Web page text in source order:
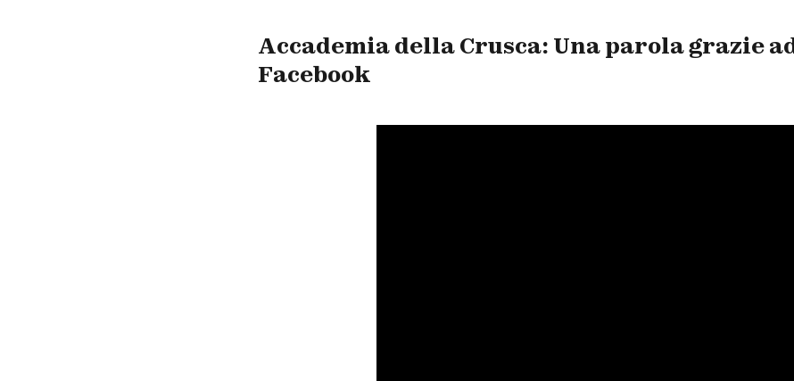
Accademia della Crusca: Una parola grazie
Facebook